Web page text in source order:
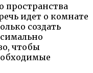
пространства
идет о комнате
создать
чтобы